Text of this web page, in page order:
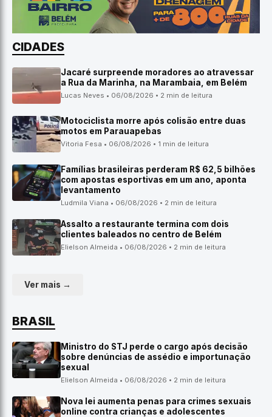
CIDADES
Jacaré surpreende moradores ao atravessar
a Rua da Marinha, na Marambaia, em Belém
Lucas Neves • 06/08/2026 • 2 min de leitura
Motociclista morre após colisão entre duas
motos em Parauapebas
Vitoria Fesa • 06/08/2026 • 1 min de leitura
Famílias brasileiras perderam R$ 62,5 bilhões
com apostas esportivas em um ano, aponta
levantamento
Ludmila Viana • 06/08/2026 • 2 min de leitura
Assalto a restaurante termina com dois
clientes baleados no centro de Belém
Elielson Almeida • 06/08/2026 • 2 min de leitura
Ver mais →
BRASIL
Ministro do STJ perde o cargo após decisão
sobre denúncias de assédio e importunação
sexual
Elielson Almeida • 06/08/2026 • 2 min de leitura
Nova lei aumenta penas para crimes sexuais
online contra crianças e adolescentes